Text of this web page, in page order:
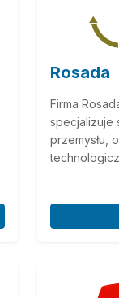
Rosada
Firma
specjalizuje
przemysłu,